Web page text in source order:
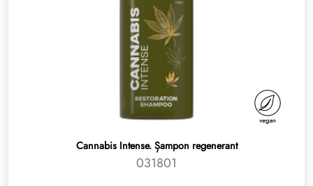
Cannabis Intense. Șampon regenerant
031801